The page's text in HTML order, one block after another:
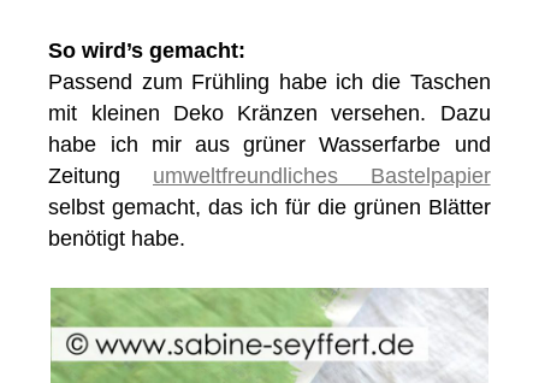
So wird’s gemacht:
Passend zum Frühling habe ich die Taschen
mit kleinen Deko Kränzen versehen. Dazu
habe ich mir aus grüner Wasserfarbe und
Zeitung umweltfreundliches Bastelpapier
selbst gemacht, das ich für die grünen Blätter
benötigt habe.